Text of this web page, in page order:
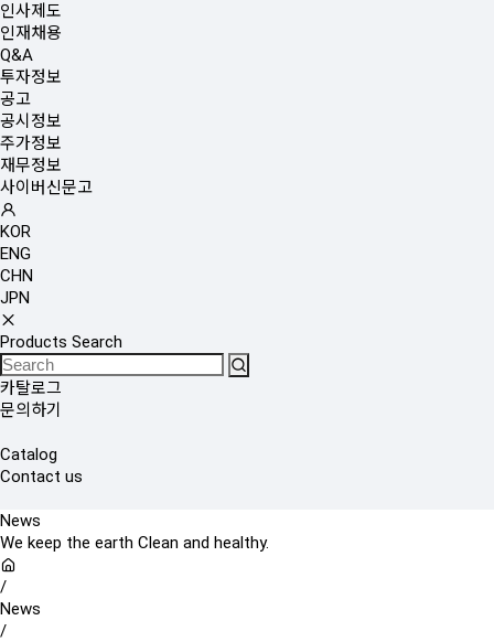
인사제도
인재채용
Q&A
투자정보
공고
공시정보
주가정보
재무정보
사이버신문고
KOR
ENG
CHN
JPN
Products Search
카탈로그
문의하기
Catalog
Contact us
News
We keep the earth Clean and healthy.
/
News
/